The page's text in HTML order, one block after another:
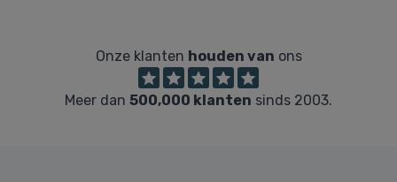
Onze klanten houden van ons
Meer dan 500,000 klanten sinds 2003.